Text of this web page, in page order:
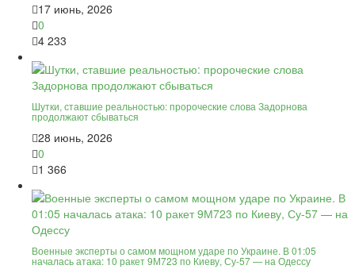
17 июнь, 2026
0
4 233
Шутки, ставшие реальностью: пророческие слова Задорнова
продолжают сбываться
28 июнь, 2026
0
1 366
Военные эксперты о самом мощном ударе по Украине. В 01:05
началась атака: 10 ракет 9М723 по Киеву, Су-57 — на Одессу